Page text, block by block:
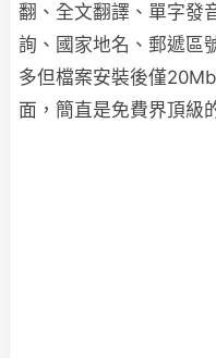
翻、全文翻譯、單字發
詢、國家地名、郵遞區
多但檔案安裝後僅
面，簡直是免費界頂級